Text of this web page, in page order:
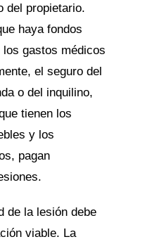
del propietario.
haya fondos
gastos médicos
el seguro del
o del inquilino,
tienen los
y los
pagan
de la lesión debe
viable. La